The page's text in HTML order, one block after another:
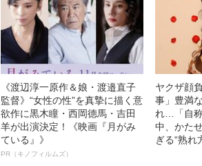
《渡辺淳一原作＆娘・渡邉直子
監督》“女性の性”を真摯に描く意
欲作に黒木瞳・西岡德馬・吉田
羊が出演決定！《映画『月がみ
ている』》
PR（キノフィルムズ）
ヤクザ顔
事」豊満
れ…「自
中、かた
ぎる“熟れ